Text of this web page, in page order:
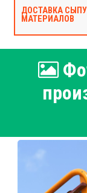
ДОСТАВКА
МАТЕРИАЛОВ